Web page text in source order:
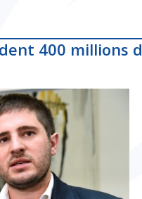
400 millions